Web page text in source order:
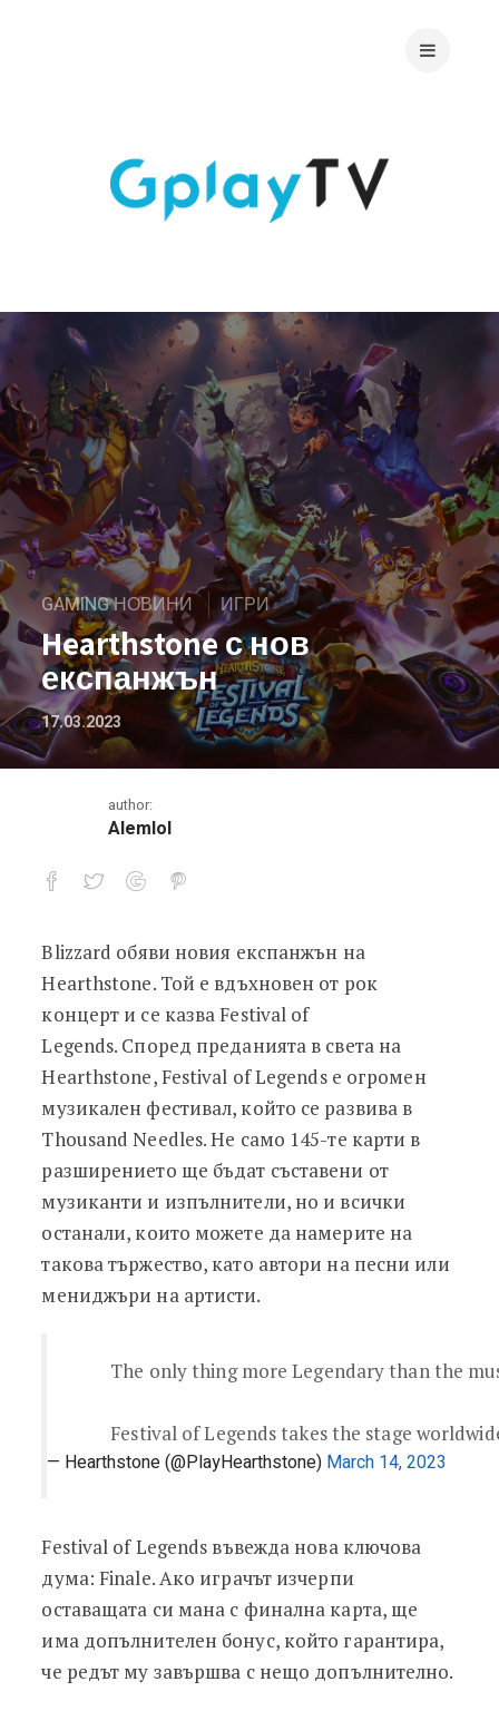
GAMING НОВИНИ ИГРИ
Hearthstone с нов
експанжън
17.03.2023
author:
Alemlol
Hearthstone с нов експанжън
Blizzard обяви новия експанжън на
Hearthstone. Той е вдъхновен от рок
концерт и се казва Festival of
Legends. Според преданията в света на
Hearthstone, Festival of Legends е огромен
музикален фестивал, който се развива в
Thousand Needles. Не само 145-те карти в
разширението ще бъдат съставени от
музиканти и изпълнители, но и всички
останали, които можете да намерите на
такова тържество, като автори на песни или
мениджъри на артисти.
The only thing more Legendary than the
Festival of Legends takes the stage
— Hearthstone (@PlayHearthstone) March 14, 2023
Festival of Legends въвежда нова ключова
дума: Finale. Ако играчът изчерпи
оставащата си мана с финална карта, ще
има допълнителен бонус, който гарантира,
че редът му завършва с нещо допълнително.